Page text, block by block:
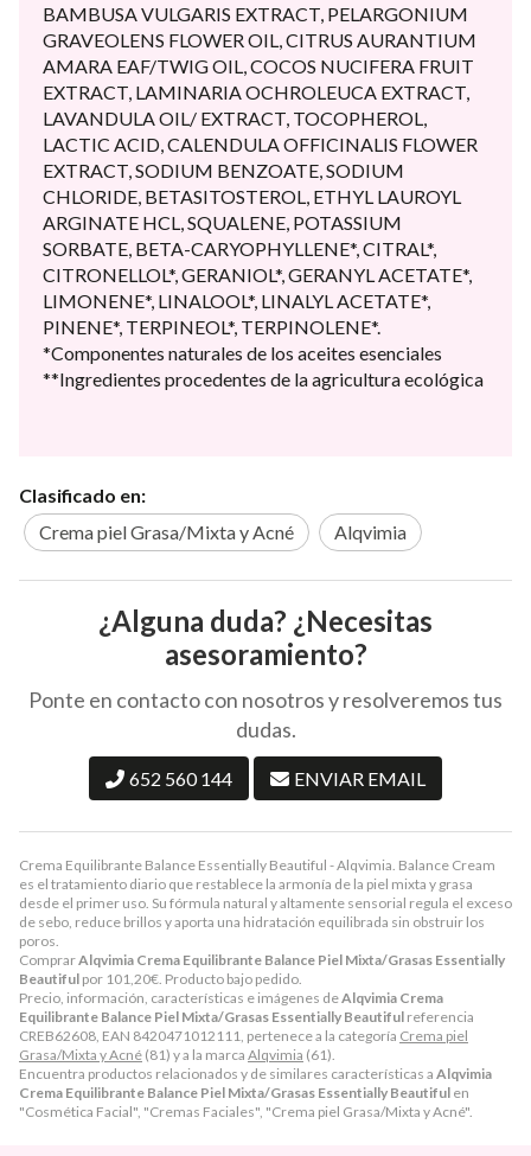
Crema Equilibrante Balance Essentially Beautiful - Alqvimia. Balance Cream
es el tratamiento diario que restablece la armonía de la piel mixta y grasa
desde el primer uso. Su fórmula natural y altamente sensorial regula el exceso
de sebo, reduce brillos y aporta una hidratación equilibrada sin obstruir los
poros.
ComprarAlqvimia Crema Equilibrante Balance Piel Mixta/Grasas Essentially
Beautiful por 101,20€ . Producto bajo pedido.
Precio, información, características e imágenes deAlqvimia Crema
Equilibrante Balance Piel Mixta/Grasas Essentially Beautiful referencia
CREB62608, EAN 8420471012111, pertenece a la categoría Crema piel
Grasa/Mixta y Acné (81) y a la marca Alqvimia (61).
Encuentra productos relacionados y de similares características a Alqvimia
Crema Equilibrante Balance Piel Mixta/Grasas Essentially Beautiful en
"Cosmética Facial", "Cremas Faciales", "Crema piel Grasa/Mixta y Acné".
BAMBUSA VULGARIS EXTRACT, PELARGONIUM
GRAVEOLENS FLOWER OIL, CITRUS AURANTIUM
AMARA EAF/TWIG OIL, COCOS NUCIFERA FRUIT
EXTRACT, LAMINARIA OCHROLEUCA EXTRACT,
LAVANDULA OIL/ EXTRACT, TOCOPHEROL,
LACTIC ACID, CALENDULA OFFICINALIS FLOWER
EXTRACT, SODIUM BENZOATE, SODIUM
CHLORIDE, BETASITOSTEROL, ETHYL LAUROYL
ARGINATE HCL, SQUALENE, POTASSIUM
SORBATE, BETA-CARYOPHYLLENE*, CITRAL*,
CITRONELLOL*, GERANIOL*, GERANYL ACETATE*,
LIMONENE*, LINALOOL*, LINALYL ACETATE*,
PINENE*, TERPINEOL*, TERPINOLENE*.
*Componentes naturales de los aceites esenciales
**Ingredientes procedentes de la agricultura ecológica
Clasificado en:
Crema piel Grasa/Mixta y Acné
Alqvimia
¿Alguna duda? ¿Necesitas
asesoramiento?
Ponte en contacto con nosotros y resolveremos tus
dudas.
652 560 144 ENVIAR EMAIL